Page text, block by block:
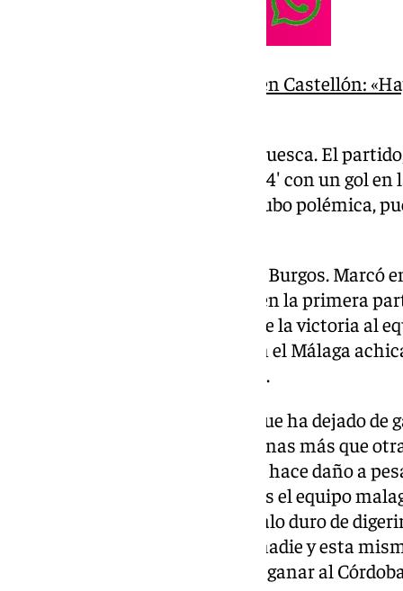
Sergio Pellicer, tras perder en Castellón:
Posteriormente tuvo lugar en Huesca. El
decantó del lado oscense en el 94′ con un gol
ocurrido en Castalia. Además hubo polémica,
Le sigue una remontada ante el Burgos. Marcó
reaccionó el Burgos con un gol en la primera
remontada, volviendo a privar de la victoria al
está la de este domingo, que con el Málaga
cuestión del descuento añadido.
Son en total nueve puntos los que ha dejado de
circunstancias. Todas duelen, unas más que
evidente que a este Málaga se le hace daño a
marcador. Estaría con 23 puntos el equipo
directo. La de Castellón es un palo duro de
desgracia el fútbol no espera a nadie y esta
mal trago el Málaga si consigue ganar al